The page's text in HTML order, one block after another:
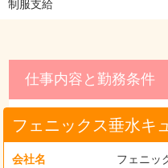
制服支給
仕事内容と勤務条件
フェニックス垂水キ
会社名 フェニッ